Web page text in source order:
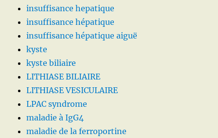
insuffisance hepatique
insuffisance hépatique
insuffisance hépatique aiguë
kyste
kyste biliaire
LITHIASE BILIAIRE
LITHIASE VESICULAIRE
LPAC syndrome
maladie à IgG4
maladie de la ferroportine